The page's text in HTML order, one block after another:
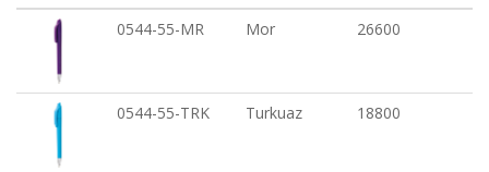
0544-55-MR
Mor 26600
0544-55-TRK Turkuaz 18800